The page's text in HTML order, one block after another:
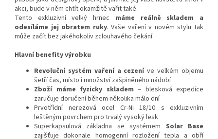
akci, bude v něm chtít okamžitě vařit také.
Tento exkluzivní velký hrnec máme reálně skladem a
odesíláme jej obratem ruky. Vaše vaření v novém stylu tak
může začít bez jakéhokoliv zclouhavého čekání.
Hlavní benefity výrobku
Revoluční systém vaření a cezeníve velkém objemu
šetří čas, místo i množství zašpiněného nádobí
Zboží máme fyzicky skladem – blesková expedice
zaručuje doručení během několika málo dní
Prvotřídní nerezová ocel Cr-Ni 18/10 s exkluzivním
leštěným povrchem pro trvalý vysoký lesk
Superkapsulová základna se systémem Solar Base
zajišťuje dokonale homogenní rozložení tepla a obří